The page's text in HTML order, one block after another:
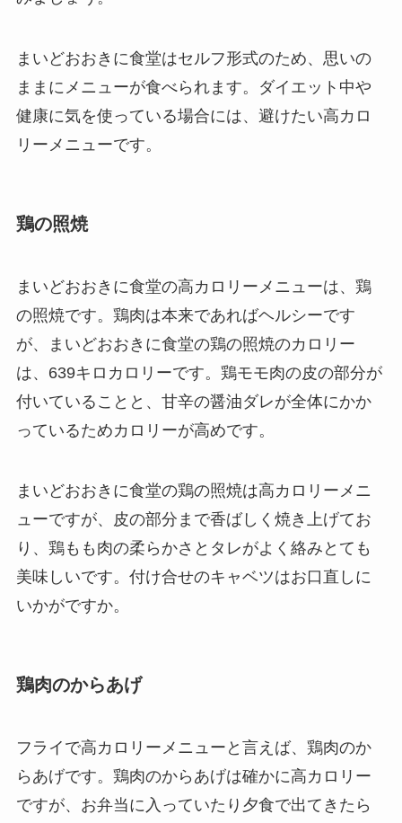
まいどおおきに食堂はセルフ形式のため、思いの
ままにメニューが食べられます。ダイエット中や
健康に気を使っている場合には、避けたい高カロ
リーメニューです。
鶏の照焼
まいどおおきに食堂の高カロリーメニューは、鶏
の照焼です。鶏肉は本来であればヘルシーです
が、まいどおおきに食堂の鶏の照焼のカロリー
は、639キロカロリーです。鶏モモ肉の皮の部分が
付いていることと、甘辛の醤油ダレが全体にかか
っているためカロリーが高めです。
まいどおおきに食堂の鶏の照焼は高カロリーメニ
ューですが、皮の部分まで香ばしく焼き上げてお
り、鶏もも肉の柔らかさとタレがよく絡みとても
美味しいです。付け合せのキャベツはお口直しに
いかがですか。
鶏肉のからあげ
フライで高カロリーメニューと言えば、鶏肉のか
らあげです。鶏肉のからあげは確かに高カロリー
ですが、お弁当に入っていたり夕食で出てきたら